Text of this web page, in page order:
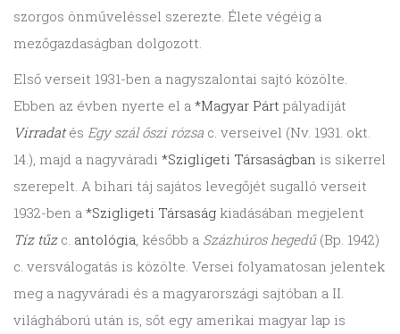
szorgos önműveléssel szerezte. Élete végéig a
mezőgazdaságban dolgozott.
Első verseit 1931-ben a nagyszalontai sajtó közölte.
Ebben az évben nyerte el a *Magyar Párt pályadíját
Virradatés Egy szál őszi rózsa c. verseivel (Nv. 1931. okt.
14.), majd a nagyváradi *Szigligeti Társaságban is sikerrel
szerepelt. A bihari táj sajátos levegőjét sugalló verseit
1932-ben a *Szigligeti Társaság kiadásában megjelent
Tíz tűzc. antológia, később a Százhúros hegedű(Bp. 1942)
c. versválogatás is közölte. Versei folyamatosan jelentek
meg a nagyváradi és a magyarországi sajtóban a II.
világháború után is, sőt egy amerikai magyar lap is